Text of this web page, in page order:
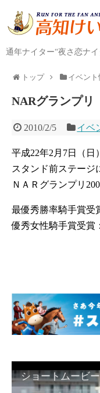
通年ナイター“夜さ恋ナ
トップ イベント
NARグランプ
2010/2/5 イベ
平成22年2月7日（日
スタンド前ステージ
ＮＡＲグランプリ
最優秀勝率騎手賞受
優秀女性騎手賞受賞
ショートムービ